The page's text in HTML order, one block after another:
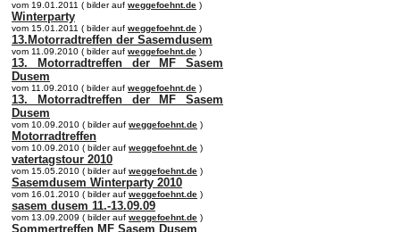
vom 19.01.2011 ( bilder auf weggefoehnt.de )
Winterparty
vom 15.01.2011 ( bilder auf weggefoehnt.de )
13.Motorradtreffen der Sasemdusem
vom 11.09.2010 ( bilder auf weggefoehnt.de )
13. Motorradtreffen der MF Sasem
Dusem
vom 11.09.2010 ( bilder auf weggefoehnt.de )
13. Motorradtreffen der MF Sasem
Dusem
vom 10.09.2010 ( bilder auf weggefoehnt.de )
Motorradtreffen
vom 10.09.2010 ( bilder auf weggefoehnt.de )
vatertagstour 2010
vom 15.05.2010 ( bilder auf weggefoehnt.de )
Sasemdusem Winterparty 2010
vom 16.01.2010 ( bilder auf weggefoehnt.de )
sasem dusem 11.-13.09.09
vom 13.09.2009 ( bilder auf weggefoehnt.de )
Sommertreffen MF Sasem Dusem